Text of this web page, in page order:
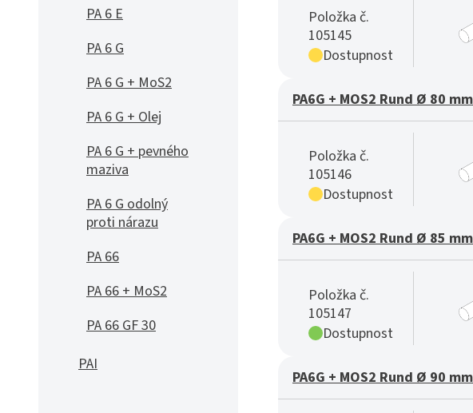
PA 6 E
PA 6 G
PA 6 G + MoS2
PA 6 G + Olej
PA 6 G + pevného
maziva
PA 6 G odolný
proti nárazu
PA 66
PA 66 + MoS2
PA 66 GF 30
PAI
Položka č.
105145
Dostupnost
PA6G + MOS2 Rund Ø 80
Položka č.
105146
Dostupnost
PA6G + MOS2 Rund Ø 85
Položka č.
105147
Dostupnost
PA6G + MOS2 Rund Ø 90